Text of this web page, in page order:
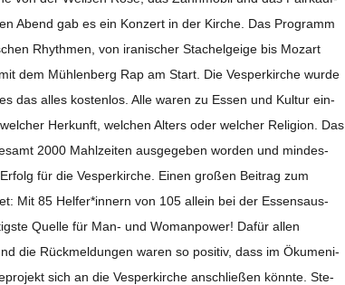
Abend gab es ein Kon­zert in der Kir­che. Das Pro­gramm
Rhyth­men, von ira­ni­scher Sta­chel­geige bis Mozart
dem Müh­len­berg Rap am Start. Die Ves­per­kir­che wurde
das alles kos­ten­los. Alle waren zu Essen und Kul­tur ein­
Her­kunft, wel­chen Alters oder wel­cher Reli­gion. Das
2000 Mahl­zei­ten aus­ge­ge­ben wor­den und min­des­
für die Ves­per­kir­che. Einen gro­ßen Bei­trag zum
Mit 85 Helfer*innern von 105 allein bei der Essens­aus­
Quelle für Man- und Wom­an­power! Dafür allen
die Rück­mel­dun­gen waren so posi­tiv, dass im Öku­me­ni­
sich an die Ves­per­kir­che anschlie­ßen könnte. Ste­